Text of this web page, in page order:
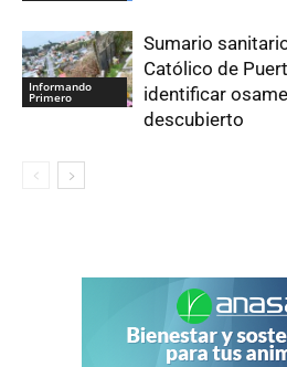
Informando
Primero
Sumario
Católico de
identificar
descubierto